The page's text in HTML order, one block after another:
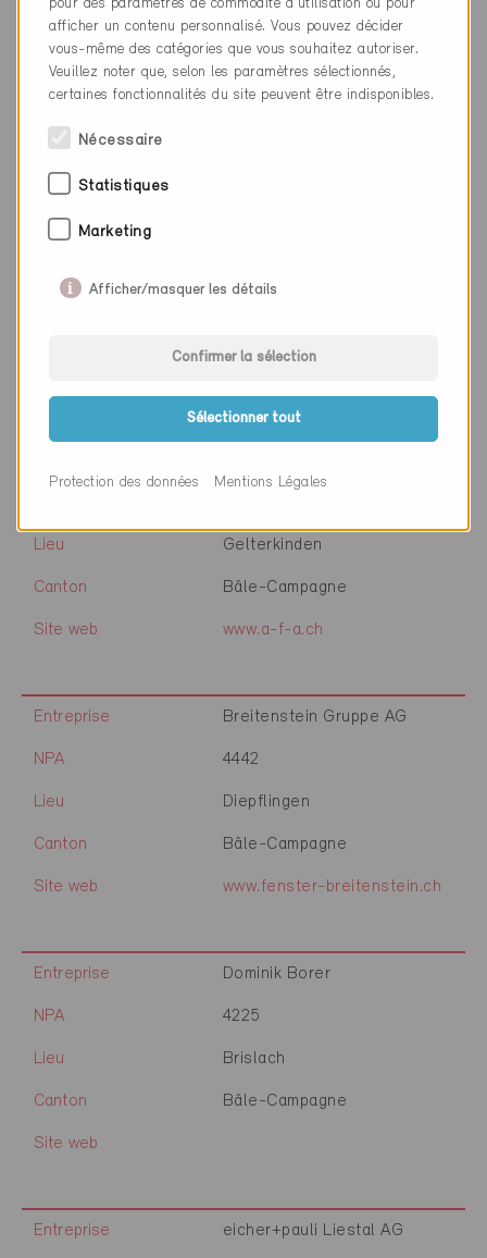
Lieu Buus
Canton Bâle-Campagne
NPA
Lieu Liestal
Lieu Gelterkinden
Canton Bâle-Campagne
Site web www.a-f-a.ch
Entreprise Breitenstein Gruppe AG
NPA 4442
Lieu Diepflingen
Canton Bâle-Campagne
Site web www.fenster-breitenstein.ch
Entreprise Dominik Borer
NPA 4225
Lieu Brislach
Canton Bâle-Campagne
Site web
Entreprise eicher+pauli Liestal AG
pour des paramètres de commodité d’utilisation ou pour
afficher un contenu personnalisé. Vous pouvez décider
vous-même des catégories que vous souhaitez autoriser.
Veuillez noter que, selon les paramètres sélectionnés,
certaines fonctionnalités du site peuvent être indisponibles.
Nécessaire
Statistiques
Marketing
Afficher/masquer les détails
Confirmer la sélection
Sélectionner tout
Protection des données Mentions Légales